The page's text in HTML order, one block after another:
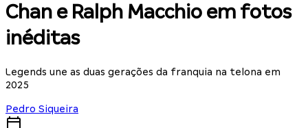
Chan e Ralph Macchio em fotos
inéditas
Legends une as duas gerações da franquia na telona em
2025
Pedro Siqueira